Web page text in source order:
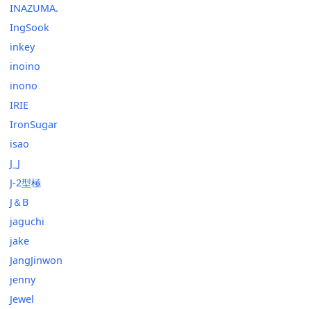
INAZUMA.
IngSook
inkey
inoino
inono
IRIE
IronSugar
isao
J_J
J-2型極
J＆B
jaguchi
jake
JangJinwon
jenny
Jewel